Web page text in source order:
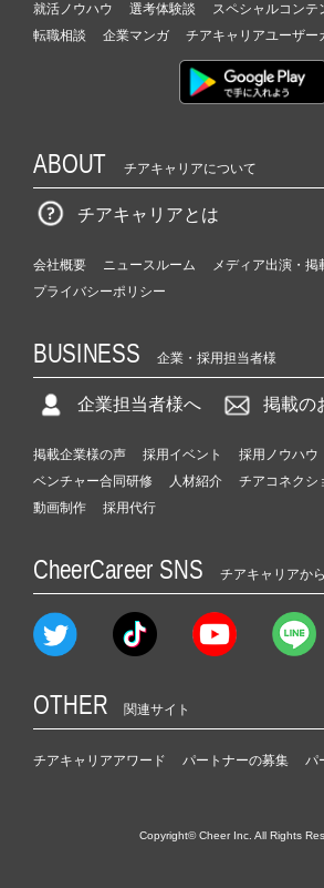
就活ノウハウ 選考体験談 スペシャルコンテ
転職相談
企業マンガ チアキャリアユーザー
ABOUT チアキャリアについて
チアキャリアとは
会社概要 ニュースルーム
メディア出演・掲
プライバシーポリシー
BUSINESS 企業・採用担当者様
企業担当者様へ 掲載の
掲載企業様の声 採用イベント 採用ノウハウ
ベンチャー合同研修
人材紹介 チアコネクシ
動画制作
採用代行
CheerCareer SNS チアキャリアか
OTHER 関連サイト
チアキャリアアワード パートナーの募集 パ
Copyright© Cheer Inc. All Rights